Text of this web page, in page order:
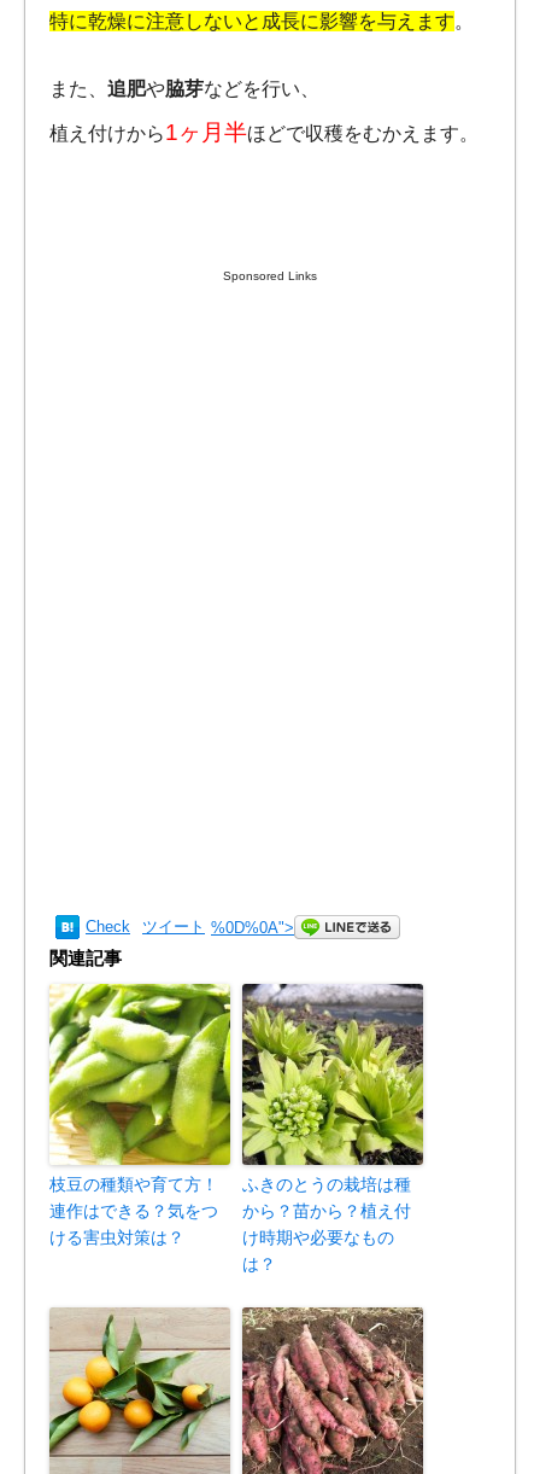
特に乾燥に注意しないと成長に影響を与えます。
また、 追肥や脇芽などを行い、
植え付けから1ヶ月半ほどで収穫をむかえます。
Sponsored Links
Check ツイート %0D%0A">
関連記事
枝豆の種類や育て方！
連作はできる？気をつ
ける害虫対策は？
ふきのとうの栽培は種
から？苗から？植え付
け時期や必要なもの
は？